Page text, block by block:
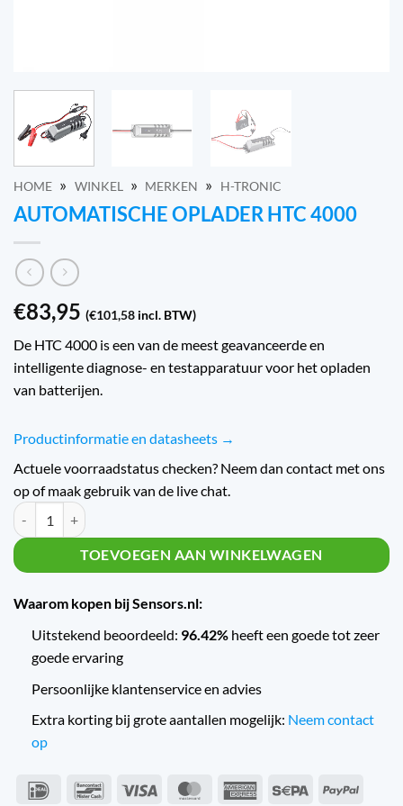
HOME » WINKEL » MERKEN » H-TRONIC
AUTOMATISCHE OPLADER HTC 4000
€83,95 (€101,58 incl. BTW)
De HTC 4000 is een van de meest geavanceerde en
intelligente diagnose- en testapparatuur voor het opladen
van batterijen.
Productinformatie en datasheets →
Actuele voorraadstatus checken? Neem dan contact met ons
op of maak gebruik van de live chat.
Automatische oplader HTC 4000 aantal
TOEVOEGEN AAN WINKELWAGEN
Waarom kopen bij Sensors.nl:
Uitstekend beoordeeld: 96.42% heeft een goede tot zeer
goede ervaring
Persoonlijke klantenservice en advies
Extra korting bij grote aantallen mogelijk: Neem contact
op
IDeal BancontactVisa MasterCardAmerican Sepa
PayPal